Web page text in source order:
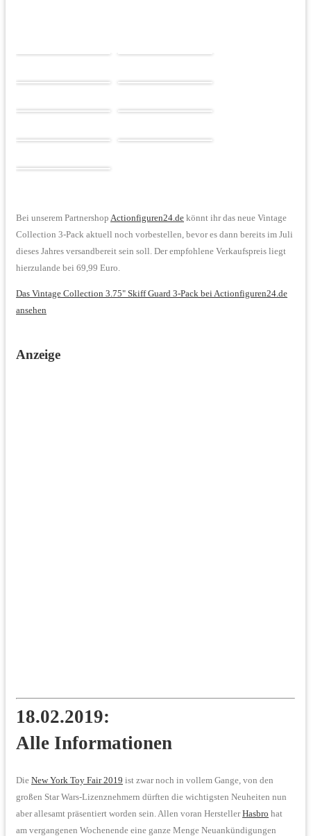
Bei unserem Partnershop Actionfiguren24.de könnt ihr das neue Vintage
Collection 3-Pack aktuell noch vorbestellen, bevor es dann bereits im Juli
dieses Jahres versandbereit sein soll. Der empfohlene Verkaufspreis liegt
hierzulande bei 69,99 Euro.
Das Vintage Collection 3.75" Skiff Guard 3-Pack bei Actionfiguren24.de
ansehen
Anzeige
18.02.2019:
Alle Informationen
Die New York Toy Fair 2019 ist zwar noch in vollem Gange, von den
großen Star Wars-Lizenznehmern dürften die wichtigsten Neuheiten nun
aber allesamt präsentiert worden sein. Allen voran HerstellerHasbro hat
am vergangenen Wochenende eine ganze Menge Neuankündigungen